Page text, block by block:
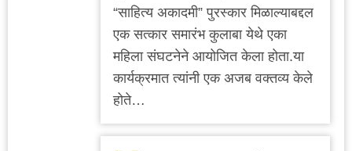
“साहित्य अकादमी” पुरस्कार मिळाल्याबद्दल
एक सत्कार समारंभ कुलाबा येथे एका
महिला संघटनेने आयोजित केला होता.या
कार्यक्रमात त्यांनी एक अजब वक्तव्य केले
होते…